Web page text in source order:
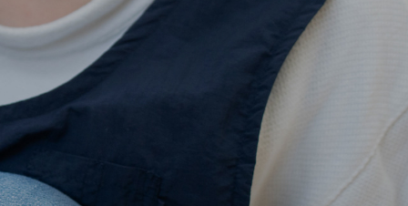
れ、厚生労働省の 【えるぼし認定(☆☆)】 を受けまし